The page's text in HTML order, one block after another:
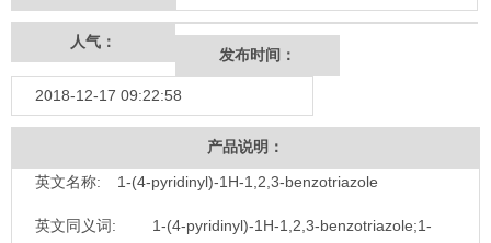
人气：
发布时间：
2018-12-17 09:22:58
产品说明：
英文名称:
1-(4-pyridinyl)-1H-1,2,3-benzotriazole
英文同义词:
1-(4-pyridinyl)-1H-1,2,3-benzotriazole;1-